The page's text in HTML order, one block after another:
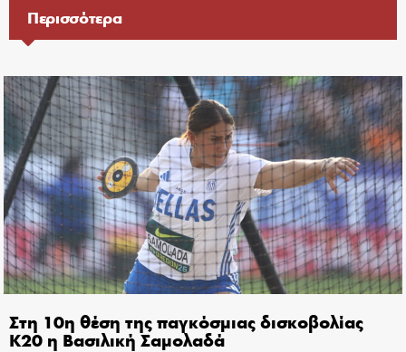
Περισσότερα
Στη 10η θέση της παγκόσμιας δισκοβολίας
Κ20 η Βασιλική Σαμολαδά